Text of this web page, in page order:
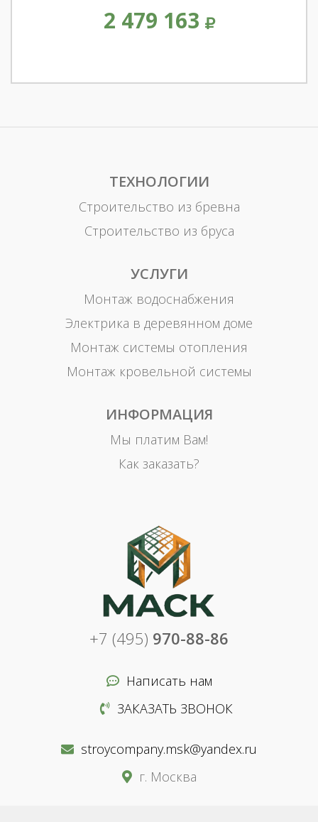
2 479 163
ТЕХНОЛОГИИ
Строительство из бревна
Строительство из бруса
УСЛУГИ
Монтаж водоснабжения
Электрика в деревянном доме
Монтаж системы отопления
Монтаж кровельной системы
ИНФОРМАЦИЯ
Мы платим Вам!
Как заказать?
+7 (495) 970-88-86
Написать нам
ЗАКАЗАТЬ ЗВОНОК
stroycompany.msk@yandex.ru
г. Москва